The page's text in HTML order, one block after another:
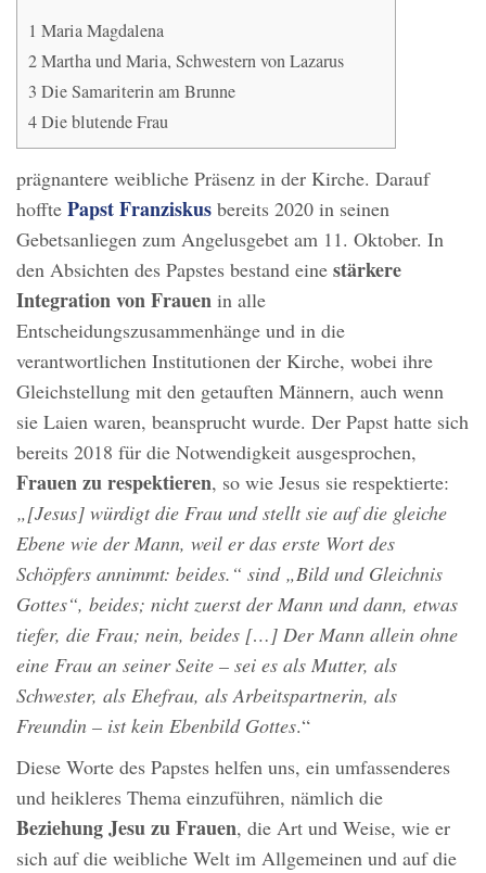
1 Maria Magdalena
2Martha und Maria, Schwestern von Lazarus
3 Die Samariterin am Brunne
4Die blutende Frau
prägnantere weibliche Präsenz in der Kirche. Darauf
hoffte Papst Franziskus bereits 2020 in seinen
Gebetsanliegen zum Angelusgebet am 11. Oktober. In
den Absichten des Papstes bestand eine stärkere
Integration von Frauen in alle
Entscheidungszusammenhänge und in die
verantwortlichen Institutionen der Kirche, wobei ihre
Gleichstellung mit den getauften Männern, auch wenn
sie Laien waren, beansprucht wurde. Der Papst hatte sich
bereits 2018 für die Notwendigkeit ausgesprochen,
Frauen zu respektieren, so wie Jesus sie respektierte:
„[Jesus] würdigt die Frau und stellt sie auf die gleiche
Ebene wie der Mann, weil er das erste Wort des
Schöpfers annimmt: beides.“ sind „Bild und Gleichnis
Gottes“, beides; nicht zuerst der Mann und dann, etwas
tiefer, die Frau; nein, beides […] Der Mann allein ohne
eine Frau an seiner Seite – sei es als Mutter, als
Schwester, als Ehefrau, als Arbeitspartnerin, als
Freundin – ist kein Ebenbild Gottes.“
Diese Worte des Papstes helfen uns, ein umfassenderes
und heikleres Thema einzuführen, nämlich die
Beziehung Jesu zu Frauen, die Art und Weise, wie er
sich auf die weibliche Welt im Allgemeinen und auf die